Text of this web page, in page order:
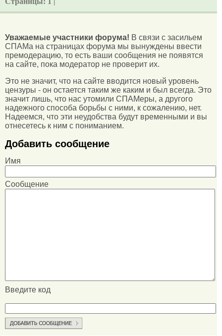
Уважаемые участники форума! В связи с засильем
СПАМа на страницах форума мы вынуждены ввести
премодерацию, то есть ваши сообщения не появятся
на сайте, пока модератор не проверит их.
Это не значит, что на сайте вводится новый уровень
цензуры - он остается таким же каким и был всегда. Это
значит лишь, что нас утомили СПАМеры, а другого
надежного способа борьбы с ними, к сожалению, нет.
Надеемся, что эти неудобства будут временными и вы
отнесетесь к ним с пониманием.
Добавить сообщение
Имя
Сообщение
Введите код